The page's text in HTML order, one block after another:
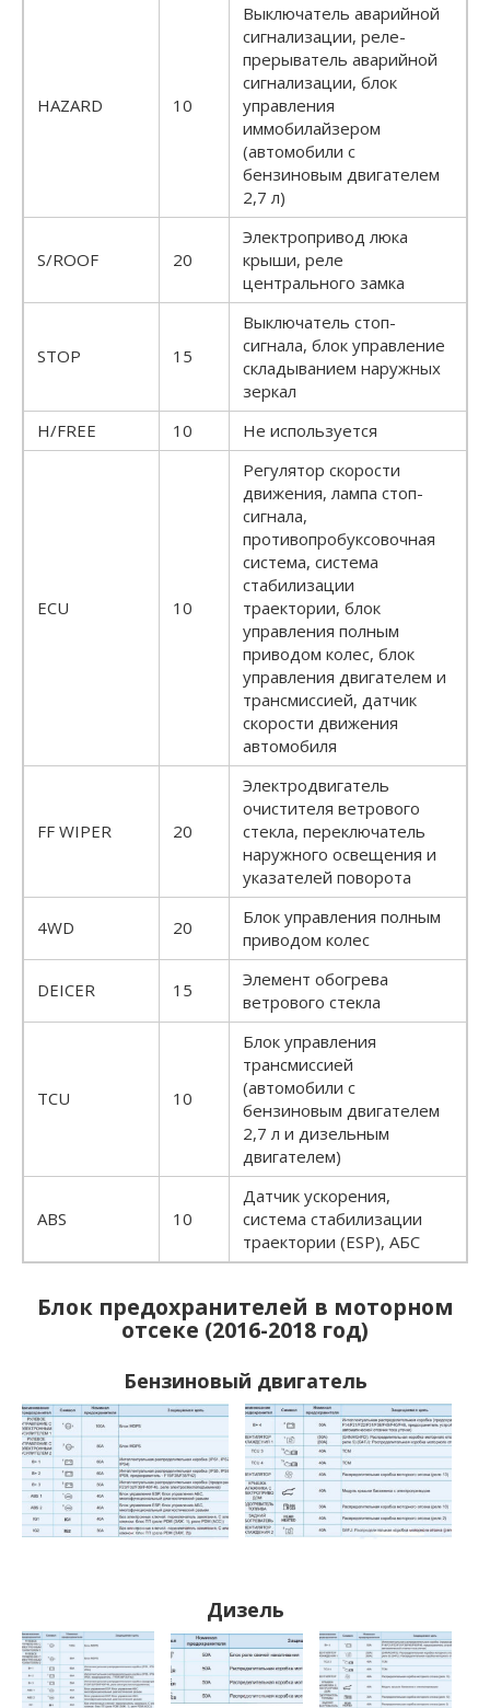
HAZARD 10
Выключатель аварийной
сигнализации, реле-
прерыватель аварийной
сигнализации, блок
управления
иммобилайзером
(автомобили с
бензиновым двигателем
2,7 л)
S/ROOF 20
Электропривод люка
крыши, реле
центрального замка
STOP 15
Выключатель стоп-
сигнала, блок управление
складыванием наружных
зеркал
H/FREE
10 Не используется
ECU 10
Регулятор скорости
движения, лампа стоп-
сигнала,
противопробуксовочная
система, система
стабилизации
траектории, блок
управления полным
приводом колес, блок
управления двигателем и
трансмиссией, датчик
скорости движения
автомобиля
FF WIPER 20
Электродвигатель
очистителя ветрового
стекла, переключатель
наружного освещения и
указателей поворота
4WD 20
Блок управления полным
приводом колес
DEICER 15
Элемент обогрева
ветрового стекла
TCU 10
Блок управления
трансмиссией
(автомобили с
бензиновым двигателем
2,7 л и дизельным
двигателем)
ABS 10
Датчик ускорения,
система стабилизации
траектории (ESP), АБС
Блок предохранителей в моторном
отсеке (2016-2018 год)
Бензиновый двигатель
Дизель